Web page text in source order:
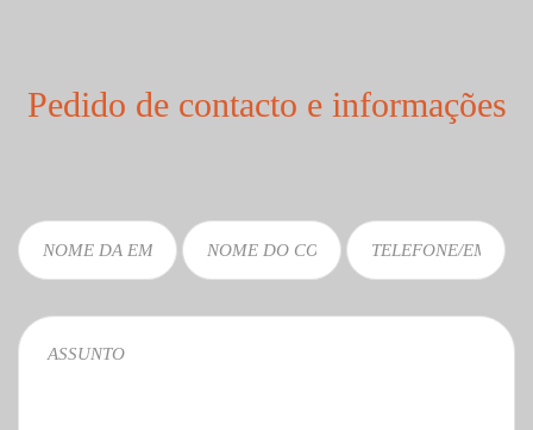
Pedido de contacto e informações